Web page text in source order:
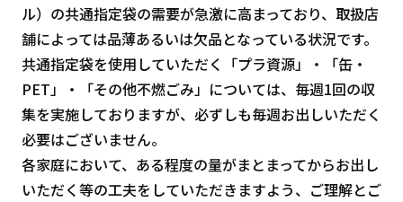
ル）の共通指定袋の需要が急激に高まっており、取扱店
舗によっては品薄あるいは欠品となっている状況です。
共通指定袋を使用していただく「プラ資源」・「缶・
PET」・「その他不燃ごみ」については、毎週1回の収
集を実施しておりますが、必ずしも毎週お出しいただく
必要はございません。
各家庭において、ある程度の量がまとまってからお出し
いただく等の工夫をしていただきますよう、ご理解とご